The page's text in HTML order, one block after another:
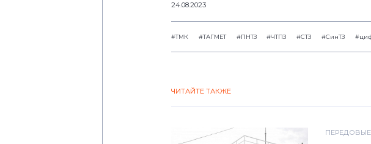
24.08.2023
#ТМК #ТАГМЕТ #ПНТЗ #ЧТПЗ #СТЗ #СинТЗ
ЧИТАЙТЕ ТАКЖЕ